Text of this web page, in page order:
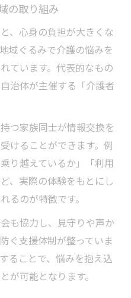
す具体的な方法
安心のサポート体制
ー活用のポイント
相談のステップ
ための長岡京市の活用
き合う相談活用術
策を賢く利用する
う相談体制とは
の取り組み
、心身の負担が大きくな
域ぐるみで介護の悩みを
ています。代表的なもの
治体が主催する「介護者
つ家族同士が情報交換を
けることができます。例
り越えているか」「利用
、実際の体験をもとにし
るのが特徴です。
も協力し、見守りや声か
ぐ支援体制が整っていま
ることで、悩みを抱え込
が可能となります。